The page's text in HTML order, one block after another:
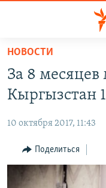
Вернуться
основному
содержанию
Вернутся
навигации
Вернутся
УЗБЕКИСТАН
ТАДЖИКИСТАН
ВОЙНА В УКРАИНЕ
НА ДРУГИХ ЯЗЫКАХ
ҚАЗАҚША
КЫРГЫЗЧА
НОВОСТИ
За 8
Кыргызстан
10 октября 2017, 11:43
Поделиться